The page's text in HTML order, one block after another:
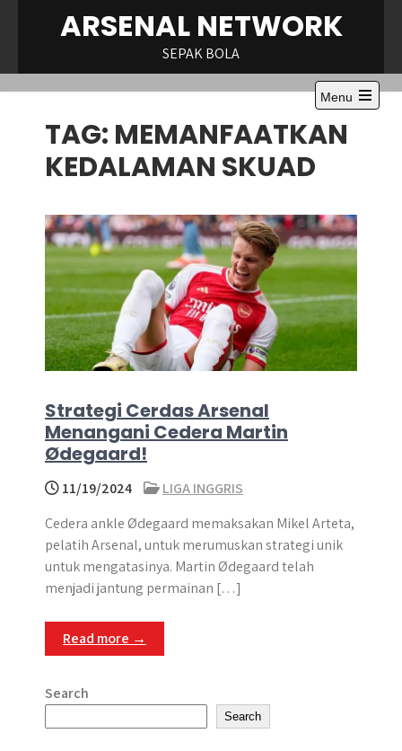
ARSENAL NETWORK
SEPAK BOLA
Menu
Open
TAG: MEMANFAATKAN
KEDALAMAN SKUAD
Strategi Cerdas Arsenal
Menangani Cedera Martin
Ødegaard!
11/19/2024
LIGA INGGRIS
Cedera ankle Ødegaard memaksakan Mikel Arteta,
pelatih Arsenal, untuk merumuskan strategi unik
untuk mengatasinya. Martin Ødegaard telah
menjadi jantung permainan […]
Read more →
Search
Search